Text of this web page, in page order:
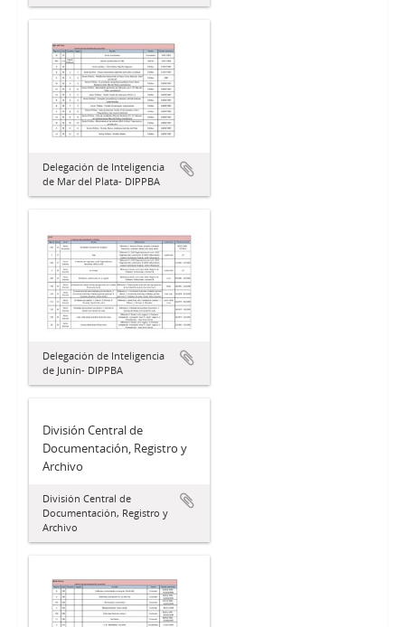
Delegación de Inteligencia
de Mar del Plata- DIPPBA
Delegación de Inteligencia
de Junín- DIPPBA
División Central de
Documentación, Registro y
Archivo
División Central de
Documentación, Registro y
Archivo